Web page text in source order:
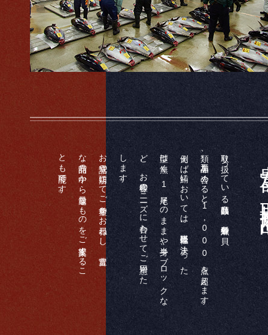
豊
取り扱っている商品数は、各種鮮魚や貝
類、加工品を含めると
1
,
0
0
0
点を超えます。
例えば鮪においては、販売単位に決まった
型は無く、
1
尾そのままや半身、ブロックな
ど、お客様のニーズに合わせてご用意いた
します。
お電話や店頭にてご希望をお尋ねし、豊富
な商品の中から最適なものをご提案するこ
とも可能です。